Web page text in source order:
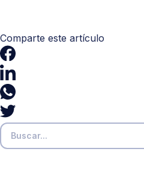
Comparte este artículo